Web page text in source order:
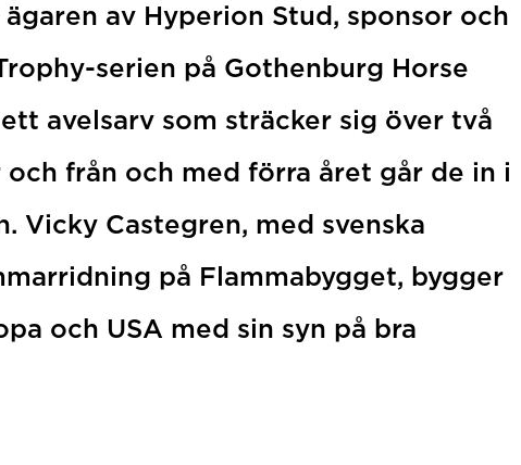
av Hyperion Stud, sponsor och
serien på Gothenburg Horse
avelsarv som sträcker sig över två
från och med förra året går de in i
Vicky Castegren, med svenska
på Flammabygget, bygger
och USA med sin syn på bra